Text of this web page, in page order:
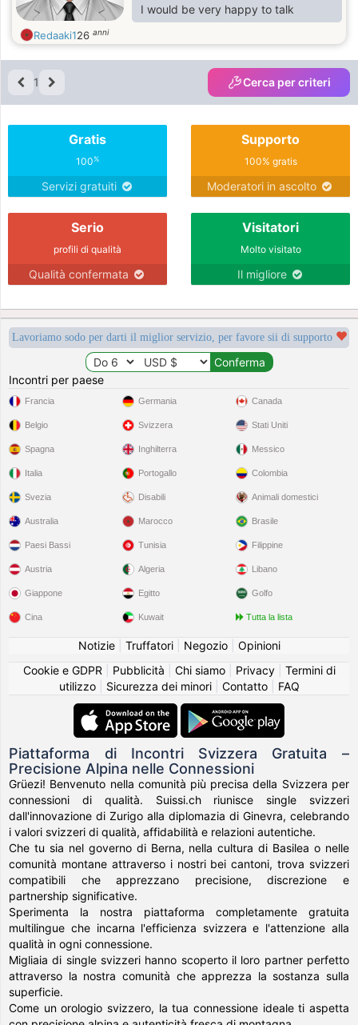
I would be very happy to talk
Redaaki126 anni
1 Cerca per criteri
Gratis
100%
Servizi gratuiti
Supporto
100% gratis
Moderatori in ascolto
Serio
profili di qualità
Qualità confermata
Visitatori
Molto visitato
Il migliore
Lavoriamo sodo per darti il miglior servizio, per favore sii di supporto
Incontri per paese
Francia
Belgio
Spagna
Italia
Svezia
Germania
Svizzera
Inghilterra
Portogallo
Disabili
Canada
Stati Uniti
Messico
Colombia
Animali domestici
Australia
Paesi Bassi
Austria
Giappone
Cina
Marocco
Tunisia
Algeria
Egitto
Kuwait
Brasile
Filippine
Libano
Golfo
Tutta la lista
Notizie| Truffatori| Negozio| Opinioni
Cookie e GDPR
Pubblicità Chi siamo| Privacy| Termini di
utilizzo| Sicurezza dei minori| Contatto| FAQ
Piattaforma di Incontri Svizzera Gratuita –
Precisione Alpina nelle Connessioni
Grüezi! Benvenuto nella comunità più precisa della Svizzera per
connessioni di qualità. Suissi.ch riunisce single svizzeri
dall'innovazione di Zurigo alla diplomazia di Ginevra, celebrando
i valori svizzeri di qualità, affidabilità e relazioni autentiche.
Che tu sia nel governo di Berna, nella cultura di Basilea o nelle
comunità montane attraverso i nostri bei cantoni, trova svizzeri
compatibili che apprezzano precisione, discrezione e
partnership significative.
Sperimenta la nostra piattaforma completamente gratuita
multilingue che incarna l'efficienza svizzera e l'attenzione alla
qualità in ogni connessione.
Migliaia di single svizzeri hanno scoperto il loro partner perfetto
attraverso la nostra comunità che apprezza la sostanza sulla
superficie.
Come un orologio svizzero, la tua connessione ideale ti aspetta